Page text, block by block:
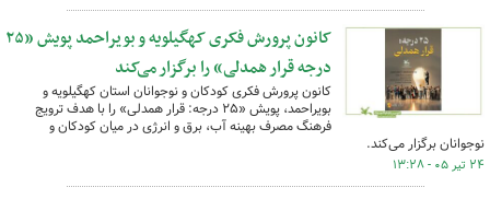
کانون پرورش فکری کهگیلویه و بویراحمد پویش «۲۵
درجه قرار همدلی» را برگزار می‌کند
کانون پرورش فکری کودکان و نوجوانان استان کهگیلویه و
بویراحمد، پویش «۲۵ درجه: قرار همدلی» را با هدف ترویج
فرهنگ مصرف بهینه آب، برق و انرژی در میان کودکان و
نوجوانان برگزار می‌کند.
۲۴ تیر ۰۵ - ۱۳:۲۸